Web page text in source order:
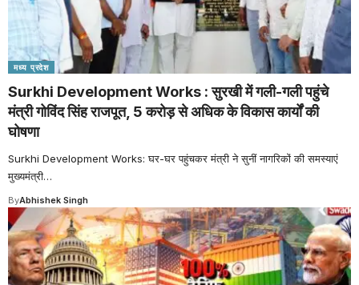
मध्य प्रदेश
Surkhi Development Works : सुरखी में गली-गली पहुंचे
मंत्री गोविंद सिंह राजपूत, 5 करोड़ से अधिक के विकास कार्यों की
घोषणा
Surkhi Development Works: घर-घर पहुंचकर मंत्री ने सुनीं नागरिकों की समस्याएं
मुख्यमंत्री…
ByAbhishek Singh